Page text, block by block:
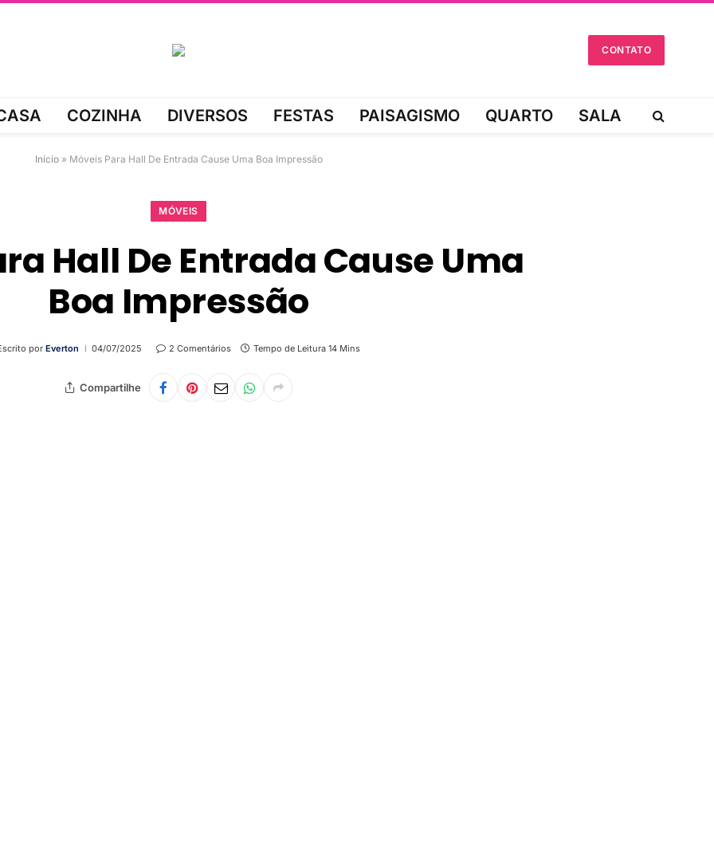
CONTATO
COZINHA DIVERSOS FESTAS PAISAGISMO QUARTO SALA
Início» Móveis Para Hall De Entrada Cause Uma Boa Impressão
MÓVEIS
Hall De Entrada Cause Uma
Boa Impressão
por Everton 04/07/2025 2 Comentários Tempo de Leitura 14 Mins
Compartilhe